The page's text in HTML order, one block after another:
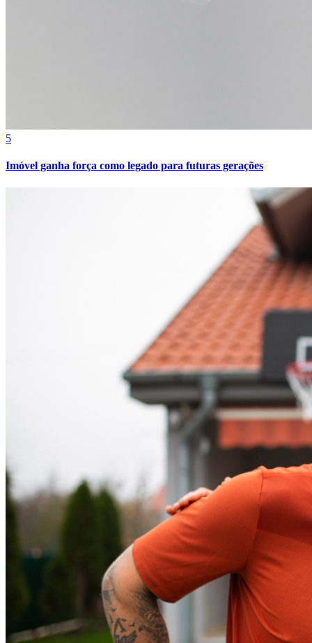
5
Imóvel ganha força como legado para futuras gerações